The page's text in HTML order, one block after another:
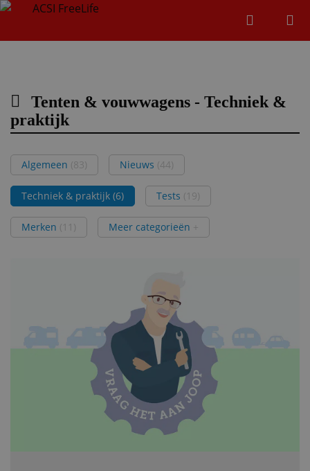
Tenten & vouwwagens - Techniek &
praktijk
Algemeen (83) Nieuws (44)
Techniek & praktijk (6) Tests (19)
Merken (11) Meer categorieën +